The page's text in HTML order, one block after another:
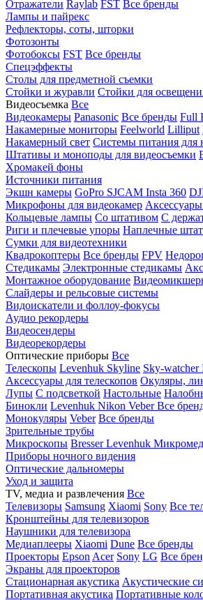
Отражатели Raylab FST Все бренды
Лампы и пайрекс
Рефлекторы, соты, шторки
Фотозонты
Фотобоксы FST Все бренды
Спецэффекты
Столы для предметной съемки
Стойки и журавли Стойки для
Видеосъемка Все
Видеокамеры Panasonic Все бренды Full
Накамерные мониторы Feelworld Lilliput
Накамерный свет Системы питания для
Штативы и моноподы для видеосъемки
Хромакей фоны
Источники питания
Экшн камеры GoPro SJCAM Insta 360
Микрофоны для видеокамер
Кольцевые лампы Со штативом C
Риги и плечевые упоры Наплечные
Сумки для видеотехники
Квадрокоптеры Все бренды FPV
Стедикамы Электронные стедикамы
Монтажное оборудование
Слайдеры и рельсовые системы
Видоискатели и фоллоу-фокусы
Аудио рекордеры
Видеосендеры
Видеорекордеры
Оптические приборы Все
Телескопы Levenhuk Skyline Sky-watcher
Аксессуары для телескопов Окуляры,
Лупы С подсветкой Настольные
Бинокли Levenhuk Nikon VeberВсе
Монокуляры Veber Все бренды
Зрительные трубы
Микроскопы BresserLevenhuk Микромед
Приборы ночного видения
Оптические дальномеры
Уход и защита
TV, медиа и развлечения Все
Телевизоры Samsung Xiaomi Sony Все
Кронштейны для телевизоров
Наушники для телевизора
Медиаплееры Xiaomi Dune Все бренды
Проекторы Epson Acer Sony LG Все
Экраны для проекторов
Стационарная акустика Акустические
Портативная акустика Портативные